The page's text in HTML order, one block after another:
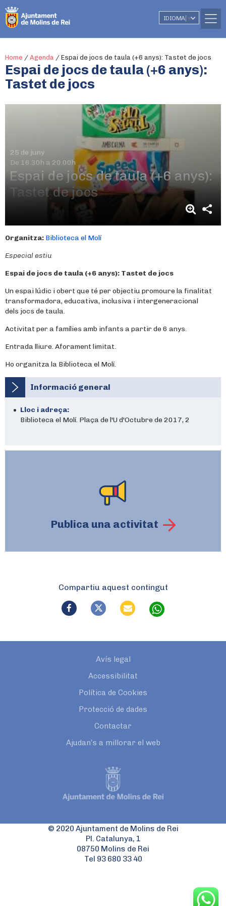
IDIOMA ▼
Home / Agenda / Espai de jocs de taula (+6 anys): Tastet de jocs
Espai de jocs de taula (+6 anys):
Tastet de jocs
25 de juny
De 16.30h a 20.00h
Espai de jocs de taula (+6 anys):
Tastet de jocs
Organitza: Biblioteca el Molí
Especial estiu
Espai de jocs de taula (+6 anys): Tastet de jocs
Un espai lúdic i obert que té per objectiu promoure la finalitat
transformadora, educativa, inclusiva i intergeneracional
dels jocs de taula.
Activitat per a famílies amb infants a partir de 6 anys.
Entrada lliure. Aforament limitat.
Ho organitza la Biblioteca el Molí.
Informació general
Lloc i adreça:
Biblioteca el Molí. Plaça de l'U d'Octubre de 2017, 2
Publica una activitat
Compartiu aquest contingut
Avís legal
Accessibilitat
Política de Cookies
Protecció de dades
Contactar
Ajudan’s a millorar el web
© 2020 Ajuntament de Molins de Rei
Pl. Catalunya, 1
08750 Molins de Rei
Tel 93 680 33 40